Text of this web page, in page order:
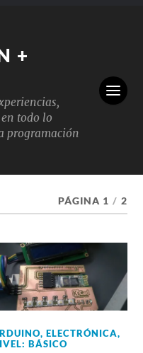
+
todo lo
programación
PÁGINA 1 / 2
,ELECTRÓNICA,
BÁSICO